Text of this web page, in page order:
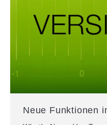
Neue Funktionen